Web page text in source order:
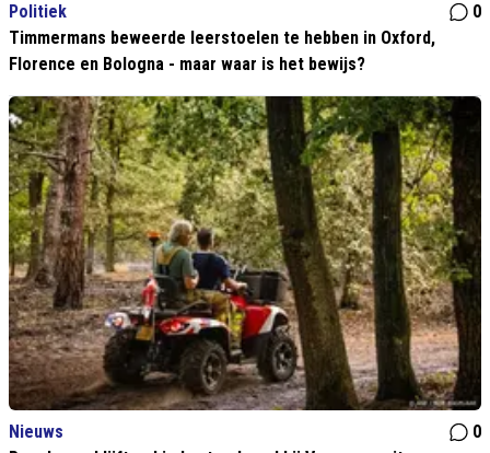
Politiek
0
Timmermans beweerde leerstoelen te hebben in Oxford,
Florence en Bologna - maar waar is het bewijs?
Nieuws
0